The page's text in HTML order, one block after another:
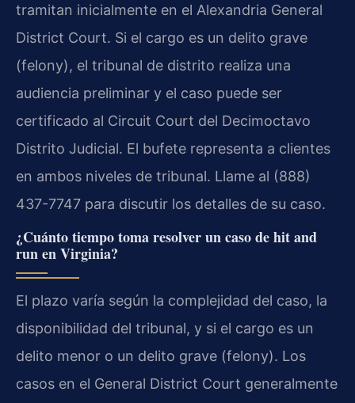
tramitan inicialmente en el Alexandria General
District Court. Si el cargo es un delito grave
(felony), el tribunal de distrito realiza una
audiencia preliminar y el caso puede ser
certificado al Circuit Court del Decimoctavo
Distrito Judicial. El bufete representa a clientes
en ambos niveles de tribunal. Llame al (888)
437-7747 para discutir los detalles de su caso.
¿Cuánto tiempo toma resolver un caso de hit and
run en Virginia?
El plazo varía según la complejidad del caso, la
disponibilidad del tribunal, y si el cargo es un
delito menor o un delito grave (felony). Los
casos en el General District Court generalmente